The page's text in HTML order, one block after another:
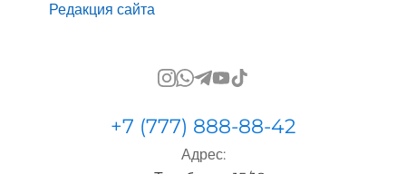
Редакция сайта
+7 (777) 888-88-42
Адрес: